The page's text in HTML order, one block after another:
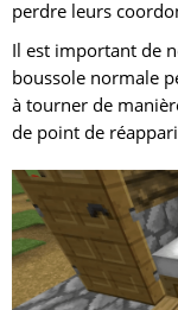
perdre leurs
Il est important de
boussole normale
à tourner de
de point de